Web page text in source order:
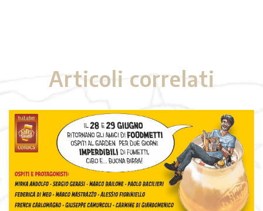
Articoli correlati